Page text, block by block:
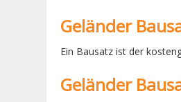
Geländer
Ein Bausatz ist der
Geländer